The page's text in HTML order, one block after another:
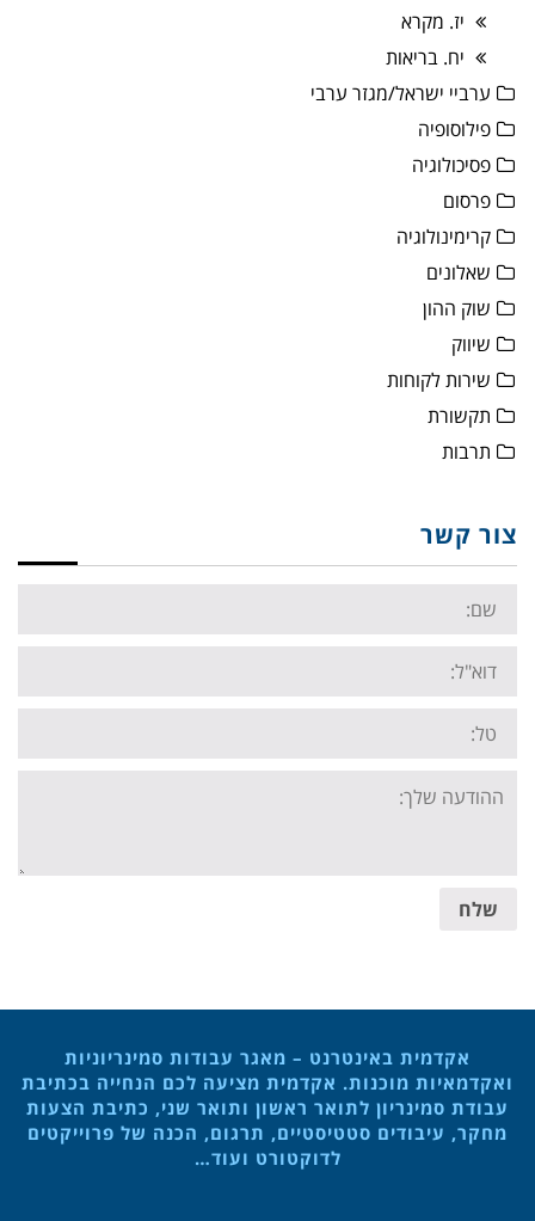
יז. מקרא
יח. בריאות
ערביי ישראל/מגזר ערבי
פילוסופיה
פסיכולוגיה
פרסום
קרימינולוגיה
שאלונים
שוק ההון
שיווק
שירות לקוחות
תקשורת
תרבות
צור קשר
Name:
Email:
Tel:
Your
message:
שלח
אקדמית באינטרנט – מאגר עבודות סמינריוניות
ואקדמאיות מוכנות. אקדמית מציעה לכם הנחייה בכתיבת
עבודת סמינריון לתואר ראשון ותואר שני, כתיבת הצעות
מחקר, עיבודים סטטיסטיים, תרגום, הכנה של פרוייקטים
לדוקטורט ועוד…